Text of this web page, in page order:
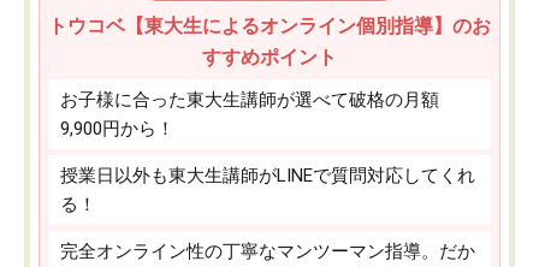
トウコベ【東大生によるオンライン個別指導】のお
すすめポイント
お子様に合った東大生講師が選べて破格の月額
9,900円から！
授業日以外も東大生講師がLINEで質問対応してくれ
る！
完全オンライン性の丁寧なマンツーマン指導。だか